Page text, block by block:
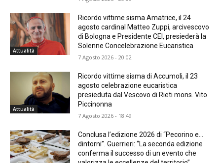
Attualità
Ricordo vittime sisma Amatrice, il 24
agosto cardinal Matteo Zuppi, arcivescovo
di Bologna e Presidente CEI, presiederà la
Solenne Concelebrazione Eucaristica
7 Agosto 2026 - 20:02
Attualità
Ricordo vittime sisma di Accumoli, il 23
agosto celebrazione eucaristica
presieduta dal Vescovo di Rieti mons. Vito
Piccinonna
7 Agosto 2026 - 18:49
Conclusa l’edizione 2026 di “Pecorino e…
dintorni”. Guerrieri: “La seconda edizione
conferma il successo di un evento che